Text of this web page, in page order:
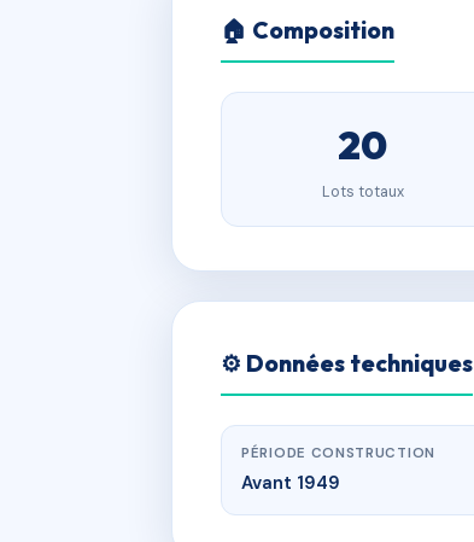
🏠 Composition
20
Lots totaux
⚙️ Données techniques
PÉRIODE CONSTRUCTION
Avant 1949